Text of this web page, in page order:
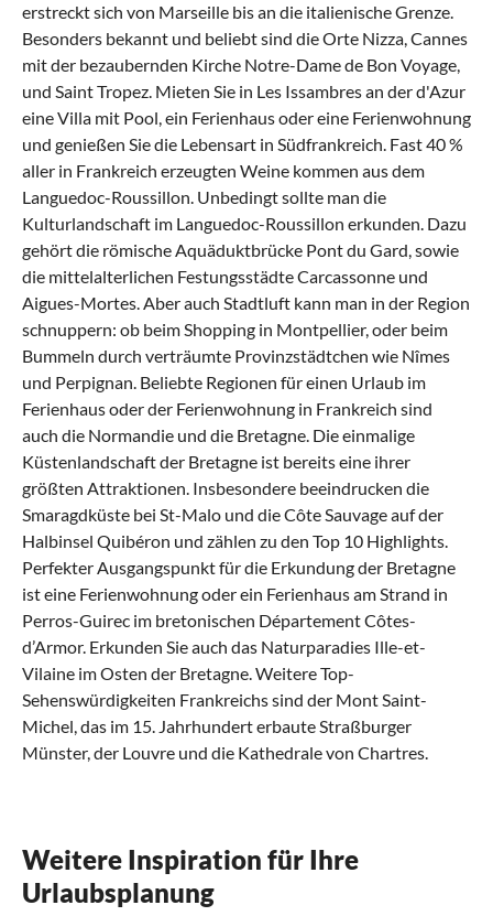
erstreckt sich von Marseille bis an die italienische Grenze.
Besonders bekannt und beliebt sind die Orte Nizza, Cannes
mit der bezaubernden Kirche Notre-Dame de Bon Voyage,
und Saint Tropez. Mieten Sie in Les Issambres an der d'Azur
eine Villa mit Pool, ein Ferienhaus oder eine Ferienwohnung
und genießen Sie die Lebensart in Südfrankreich. Fast 40 %
aller in Frankreich erzeugten Weine kommen aus dem
Languedoc-Roussillon. Unbedingt sollte man die
Kulturlandschaft im Languedoc-Roussillon erkunden. Dazu
gehört die römische Aquäduktbrücke Pont du Gard, sowie
die mittelalterlichen Festungsstädte Carcassonne und
Aigues-Mortes. Aber auch Stadtluft kann man in der Region
schnuppern: ob beim Shopping in Montpellier, oder beim
Bummeln durch verträumte Provinzstädtchen wie Nîmes
und Perpignan. Beliebte Regionen für einen Urlaub im
Ferienhaus oder der Ferienwohnung in Frankreich sind
auch die Normandie und die Bretagne. Die einmalige
Küstenlandschaft der Bretagne ist bereits eine ihrer
größten Attraktionen. Insbesondere beeindrucken die
Smaragdküste bei St-Malo und die Côte Sauvage auf der
Halbinsel Quibéron und zählen zu den Top 10 Highlights.
Perfekter Ausgangspunkt für die Erkundung der Bretagne
ist eine Ferienwohnung oder ein Ferienhaus am Strand in
Perros-Guirec im bretonischen Département Côtes-
d’Armor. Erkunden Sie auch das Naturparadies Ille-et-
Vilaine im Osten der Bretagne. Weitere Top-
Sehenswürdigkeiten Frankreichs sind der Mont Saint-
Michel, das im 15. Jahrhundert erbaute Straßburger
Münster, der Louvre und die Kathedrale von Chartres.
Ganz egal, für welche Sehenswürdigkeit Sie sich
ganze Familie
Welt
Sacré-Cœur, den Louvre und Notre-Dame de Paris
Frankreich
Weitere Inspiration für Ihre
Urlaubsplanung